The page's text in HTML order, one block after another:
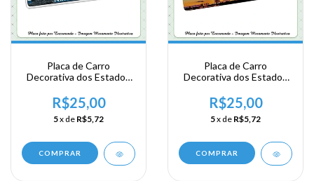
Placa de Carro
Decorativa dos Estados
USA - Area Sul -
Oklahoma - Metallica
R$25,00
5x de R$5,72
COMPRAR
Placa de Carro
Decorativa dos Estados
USA - Area Sul -
Oklahoma - Tulsa
R$25,00
5x de R$5,72
COMPRAR